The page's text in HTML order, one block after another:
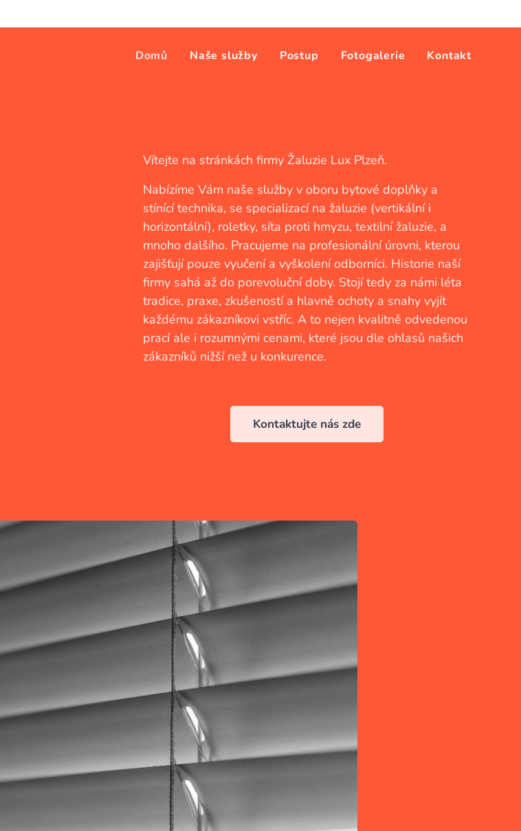
Domů Naše služby Postup Fotogalerie Kontakt
Vítejte na stránkách firmy Žaluzie Lux Plzeň.
Nabízíme Vám naše služby v oboru bytové doplňky a
stínící technika, se specializací na žaluzie (vertikální i
horizontální), roletky, síta proti hmyzu, textilní žaluzie, a
mnoho dalšího. Pracujeme na profesionální úrovni, kterou
zajišťují pouze vyučení a vyškolení odborníci. Historie naší
firmy sahá až do porevoluční doby. Stojí tedy za námi léta
tradice, praxe, zkušeností a hlavně ochoty a snahy vyjít
každému zákazníkovi vstříc. A to nejen kvalitně odvedenou
prací ale i rozumnými cenami, které jsou dle ohlasů našich
zákazníků nižší než u konkurence.
Kontaktujte nás zde